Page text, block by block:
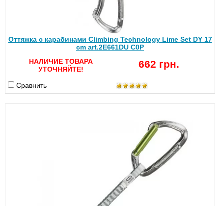
Оттяжка с карабинами Climbing Technology Lime Set DY 17
cm art.2E661DU C0P
НАЛИЧИЕ ТОВАРА
УТОЧНЯЙТЕ!
662 грн.
Сравнить